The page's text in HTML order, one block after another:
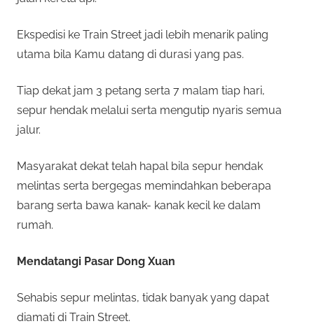
Ekspedisi ke Train Street jadi lebih menarik paling
utama bila Kamu datang di durasi yang pas.
Tiap dekat jam 3 petang serta 7 malam tiap hari,
sepur hendak melalui serta mengutip nyaris semua
jalur.
Masyarakat dekat telah hapal bila sepur hendak
melintas serta bergegas memindahkan beberapa
barang serta bawa kanak- kanak kecil ke dalam
rumah.
Mendatangi Pasar Dong Xuan
Sehabis sepur melintas, tidak banyak yang dapat
diamati di Train Street.